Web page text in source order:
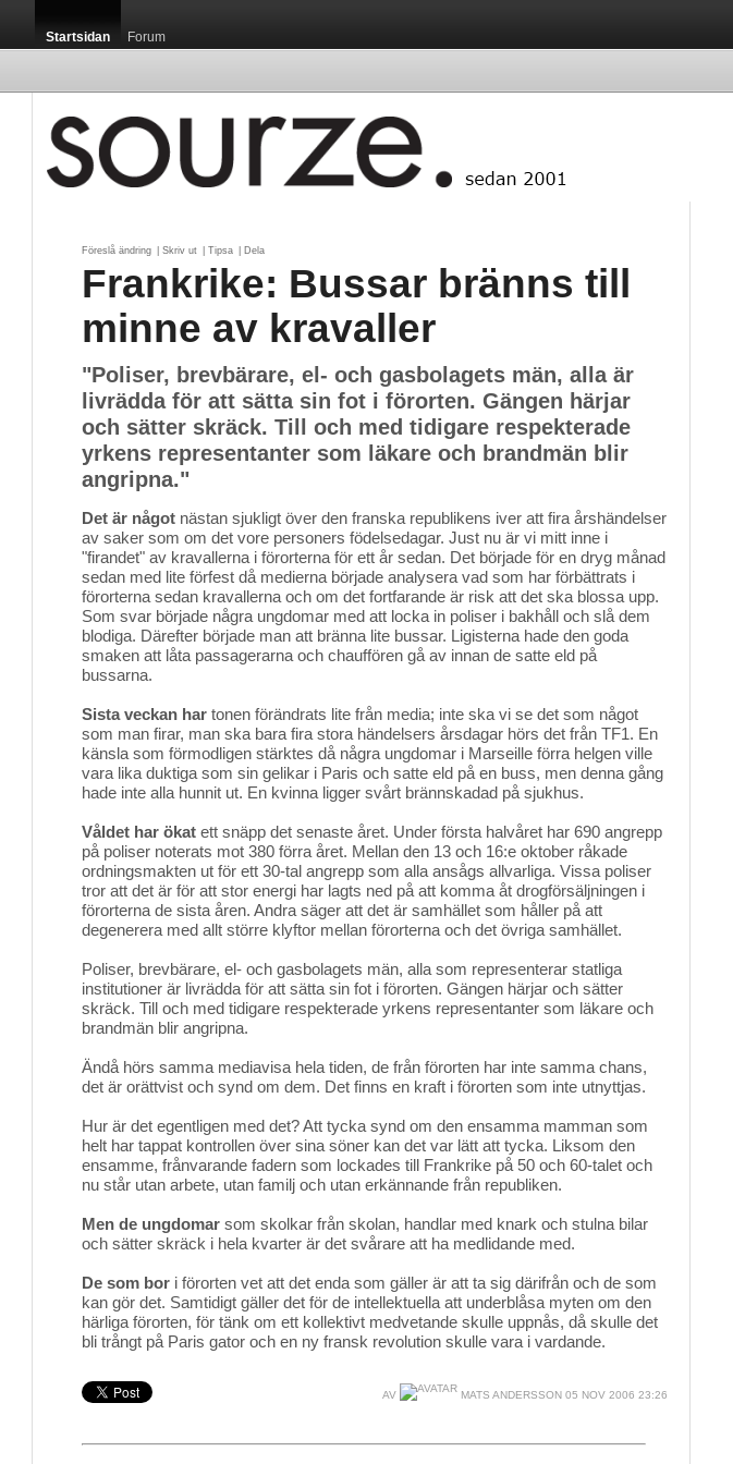
Startsidan Forum
Föreslå ändring Skriv ut Tipsa Dela
Frankrike: Bussar bränns till
minne av kravaller
"Poliser, brevbärare, el- och gasbolagets män, alla är
livrädda för att sätta sin fot i förorten. Gängen härjar
och sätter skräck. Till och med tidigare respekterade
yrkens representanter som läkare och brandmän blir
angripna."
Det är något nästan sjukligt över den franska republikens iver att fira årshändelser
av saker som om det vore personers födelsedagar. Just nu är vi mitt inne i
"firandet" av kravallerna i förorterna för ett år sedan. Det började för en dryg månad
sedan med lite förfest då medierna började analysera vad som har förbättrats i
förorterna sedan kravallerna och om det fortfarande är risk att det ska blossa upp.
Som svar började några ungdomar med att locka in poliser i bakhåll och slå dem
blodiga. Därefter började man att bränna lite bussar. Ligisterna hade den goda
smaken att låta passagerarna och chauffören gå av innan de satte eld på
bussarna.
Sista veckan har tonen förändrats lite från media; inte ska vi se det som något
som man firar, man ska bara fira stora händelsers årsdagar hörs det från TF1. En
känsla som förmodligen stärktes då några ungdomar i Marseille förra helgen ville
vara lika duktiga som sin gelikar i Paris och satte eld på en buss, men denna gång
hade inte alla hunnit ut. En kvinna ligger svårt brännskadad på sjukhus.
Våldet har ökat ett snäpp det senaste året. Under första halvåret har 690 angrepp
på poliser noterats mot 380 förra året. Mellan den 13 och 16:e oktober råkade
ordningsmakten ut för ett 30-tal angrepp som alla ansågs allvarliga. Vissa poliser
tror att det är för att stor energi har lagts ned på att komma åt drogförsäljningen i
förorterna de sista åren. Andra säger att det är samhället som håller på att
degenerera med allt större klyftor mellan förorterna och det övriga samhället.
Poliser, brevbärare, el- och gasbolagets män, alla som representerar statliga
institutioner är livrädda för att sätta sin fot i förorten. Gängen härjar och sätter
skräck. Till och med tidigare respekterade yrkens representanter som läkare och
brandmän blir angripna.
Ändå hörs samma mediavisa hela tiden, de från förorten har inte samma chans,
det är orättvist och synd om dem. Det finns en kraft i förorten som inte utnyttjas.
Hur är det egentligen med det? Att tycka synd om den ensamma mamman som
helt har tappat kontrollen över sina söner kan det var lätt att tycka. Liksom den
ensamme, frånvarande fadern som lockades till Frankrike på 50 och 60-talet och
nu står utan arbete, utan familj och utan erkännande från republiken.
Men de ungdomar som skolkar från skolan, handlar med knark och stulna bilar
och sätter skräck i hela kvarter är det svårare att ha medlidande med.
De som bor i förorten vet att det enda som gäller är att ta sig därifrån och de som
kan gör det. Samtidigt gäller det för de intellektuella att underblåsa myten om den
härliga förorten, för tänk om ett kollektivt medvetande skulle uppnås, då skulle det
bli trångt på Paris gator och en ny fransk revolution skulle vara i vardande.
AV MATS ANDERSSON 05 NOV 2006 23:26